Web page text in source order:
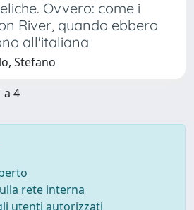
Ovvero: come i
River, quando ebbero
all'italiana
Stefano
a 4
rete interna
utenti autorizzati